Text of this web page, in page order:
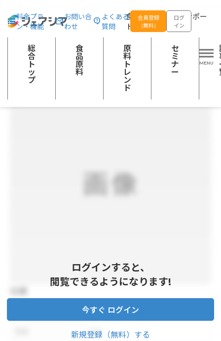
食品の企画開発をサポー
トする
料金プラ
ン・機能
お問い合
わせ
よくある
質問
会員登録
(無料)
ログ
イン
総
合
ト
ッ
プ
食
品
原
料
原
料
ト
レ
ン
ド
セ
ミ
ナ
ー
総合トップ 食品原料 鎌倉珪竹炭®
ダイエット系素材
ログインすると、
閲覧できるようになります!
今すぐ ログイン
新規登録（無料）する
内容量
形状